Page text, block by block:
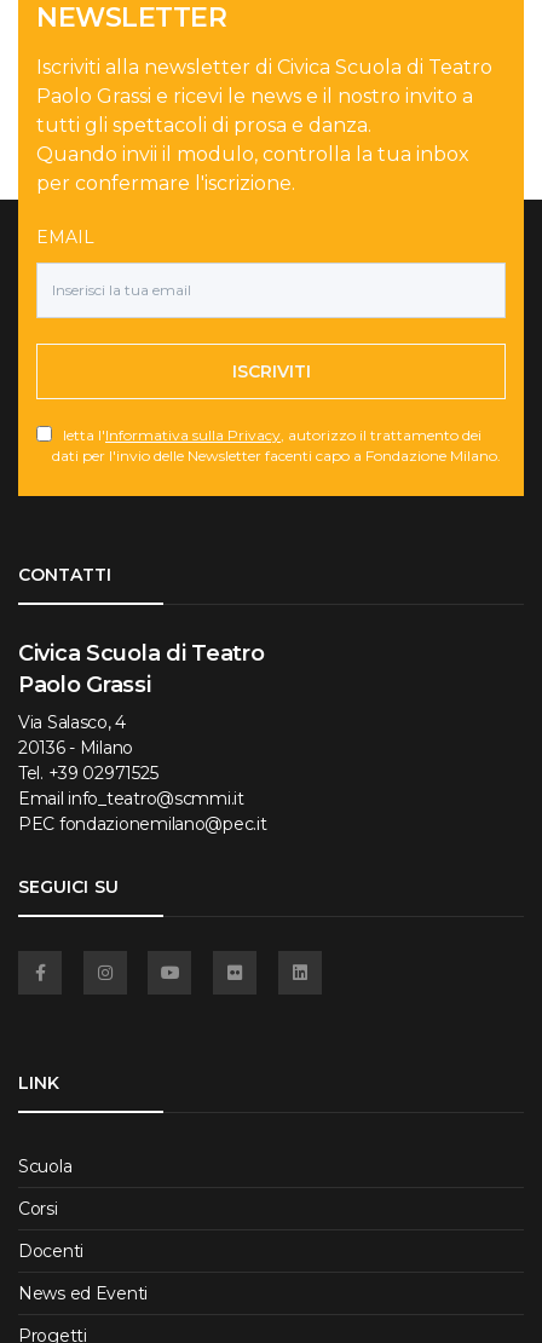
NEWSLETTER
Iscriviti alla newsletter di Civica Scuola di Teatro
Paolo Grassi e ricevi le news e il nostro invito a
tutti gli spettacoli di prosa e danza.
Quando invii il modulo, controlla la tua inbox
per confermare l'iscrizione.
EMAIL
ISCRIVITI
letta l'Informativa sulla Privacy , autorizzo il trattamento dei
dati per l'invio delle Newsletter facenti capo a Fondazione Milano.
CONTATTI
Civica Scuola di Teatro
Paolo Grassi
Via Salasco, 4
20136 - Milano
Tel. +39 02971525
Email info_teatro@scmmi.it
PEC fondazionemilano@pec.it
SEGUICI SU
LINK
Scuola
Corsi
Docenti
News ed Eventi
Progetti